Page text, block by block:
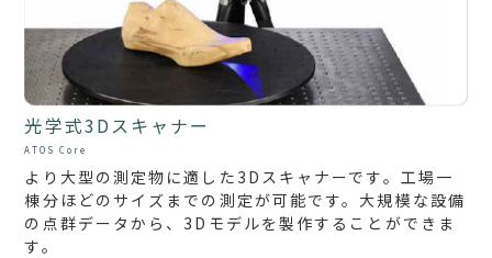
光学式3Dスキャナー
ATOS Core
より大型の測定物に適した3Dスキャナーです。工場一
棟分ほどのサイズまでの測定が可能です。大規模な設備
の点群データから、3Dモデルを製作することができま
す。